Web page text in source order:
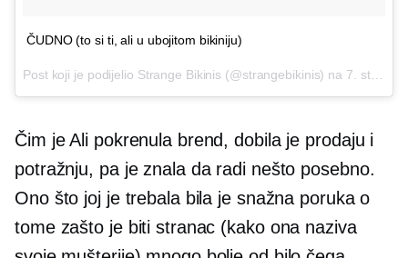
ČUDNO (to si ti, ali u ubojitom bikiniju)
Post koji je podijelio Strange Bikinis (@strangebikinis) na 7. studenog 2016. u 1:34 PST
Čim je Ali pokrenula brend, dobila je prodaju i
potražnju, pa je znala da radi nešto posebno.
Ono što joj je trebala bila je snažna poruka o
tome zašto je biti stranac (kako ona naziva